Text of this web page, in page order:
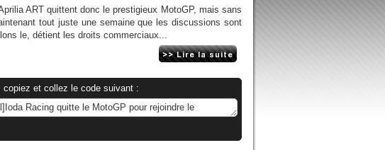
ART quittent donc le prestigieux MotoGP, mais sans
tout juste une semaine que les discussions sont
le, détient les droits commerciaux...
copiez et collez le code suivant :